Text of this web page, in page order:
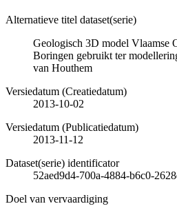
Alternatieve titel dataset(serie)
Geologisch 3D model Vlaamse
Boringen gebruikt ter
van Houthem
Versiedatum (Creatiedatum)
2013-10-02
Versiedatum (Publicatiedatum)
2013-11-12
Dataset(serie) identificator
52aed9d4-700a-4884-b6c0-
Doel van vervaardiging